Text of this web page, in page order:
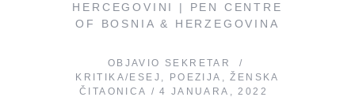
HERCEGOVINI | PEN CENTRE
OF BOSNIA & HERZEGOVINA
OBJAVIO
SEKRETAR
KRITIKA/ESEJ , POEZIJA ,ŽENSKA
ČITAONICA
4 JANUARA, 2022